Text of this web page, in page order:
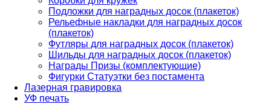
Подложки для наградных досок (плакеток)
Рельефные накладки для наградных досок
(плакеток)
Футляры для наградных досок (плакеток)
Шильды для наградных досок (плакеток)
Награды Призы (комплектующие)
Фигурки Статуэтки без постамента
Лазерная гравировка
УФ печать